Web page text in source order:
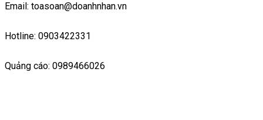
Email: toasoan@doanhnhan.vn
Hotline: 0903422331
Quảng cáo: 0989466026